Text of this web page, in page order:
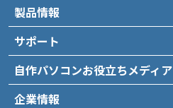
製品情報
サポート
自作パソコンお役立ちメディア
企業情報